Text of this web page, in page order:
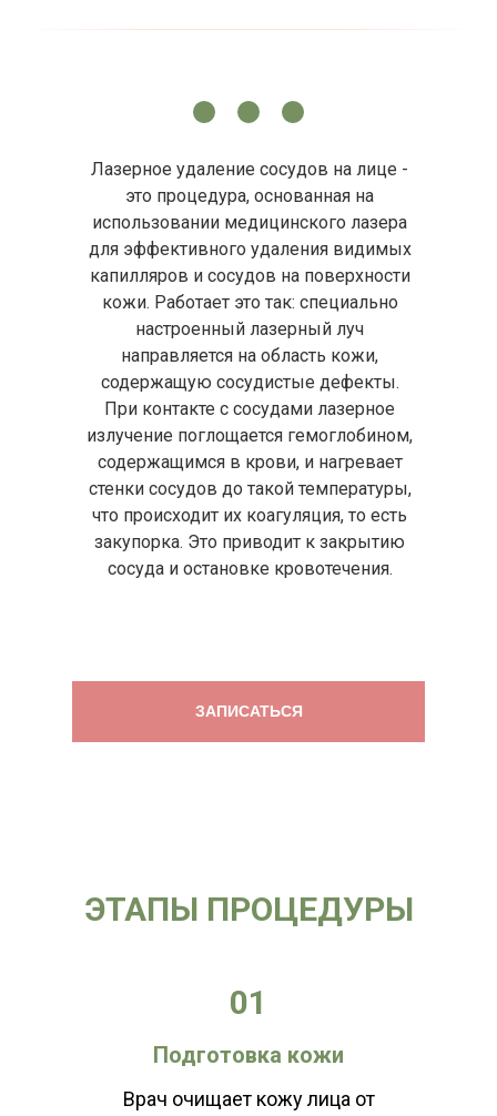
Лазерное удаление сосудов на лице -
это процедура, основанная на
использовании медицинского лазера
для эффективного удаления видимых
капилляров и сосудов на поверхности
кожи. Работает это так: специально
настроенный лазерный луч
направляется на область кожи,
содержащую сосудистые дефекты.
При контакте с сосудами лазерное
излучение поглощается гемоглобином,
содержащимся в крови, и нагревает
стенки сосудов до такой температуры,
что происходит их коагуляция, то есть
закупорка. Это приводит к закрытию
сосуда и остановке кровотечения.
ЗАПИСАТЬСЯ
ЭТАПЫ ПРОЦЕДУРЫ
01
Врач очищает кожу лица от
Подготовка кожи